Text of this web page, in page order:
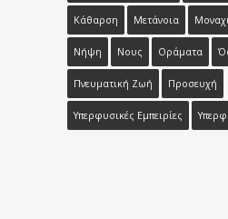
Κάθαρση Μετάνοια
Νήψη Νους Οράματα
Πνευματική Ζωή Προσευχή
Υπερφυσικές Εμπειρίες